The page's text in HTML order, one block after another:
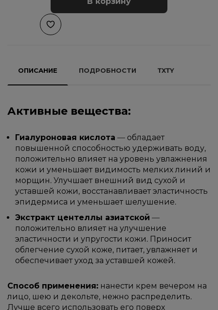
ОПИСАНИЕ ПОДРОБНОСТИ TXTY
Активные вещества:
Гиалуроновая кислота — обладает
повышенной способностью удерживать воду,
положительно влияет на уровень увлажнения
кожи и уменьшает видимость мелких линий и
морщин. Улучшает внешний вид сухой и
уставшей кожи, восстанавливает эластичность
эпидермиса и уменьшает шелушение.
Экстракт центеллы азиатской —
положительно влияет на улучшение
эластичности и упругости кожи. Приносит
облегчение сухой коже, питает, увлажняет и
обеспечивает уход за уставшей кожей.
Способ применения: нанести крем вечером на
лицо, шею и декольте, нежно распределить.
Лучше всего использовать его поверх